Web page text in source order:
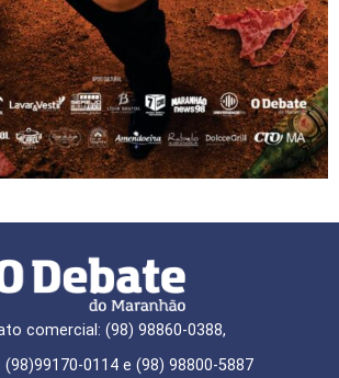
comercial: (98) 98860-0388,
(98)99170-0114 e (98) 98800-5887